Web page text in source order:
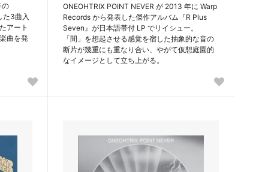
の
た3曲入
アート
曲を発
ONEOHTRIX POINT NEVER が 2013 年に Warp
Records から発表した傑作アルバム『R Plus
Seven』が日本語帯付 LP でリイシュー。
「間」を想起させる感覚を宿した抽象的な音の
断片が幾重にも重なり合い、やがて仮想庭園的
なイメージとして立ち上がる。